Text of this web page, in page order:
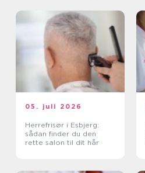
05. juli 2026
Herrefrisør i Esbjerg:
sådan finder du den
rette salon til dit hår